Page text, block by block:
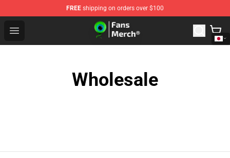
FREE shipping on orders over $100
Open menu
Jacksepticeye Store - Official Jacksepticeye
Wholesale